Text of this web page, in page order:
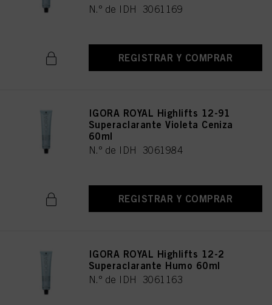
N.º de IDH 3061169
REGISTRAR Y COMPRAR
IGORA ROYAL Highlifts 12-91
Superaclarante Violeta Ceniza
60ml
N.º de IDH 3061984
REGISTRAR Y COMPRAR
IGORA ROYAL Highlifts 12-2
Superaclarante Humo 60ml
N.º de IDH 3061163